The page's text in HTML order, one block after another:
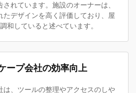
れています。施設のオーナーは、
たデザインを高く評価しており、屋
和していると述べています。
ープ会社の効率向上
は、ツールの整理やアクセスのしや